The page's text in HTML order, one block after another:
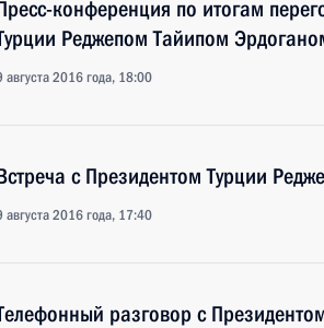
конференция по итогам
Реджепом Тайипом
августа 2016 года, 18:00
с Президентом Турции
августа 2016 года, 17:40
разговор с